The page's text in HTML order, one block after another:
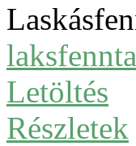
Letöltés
Részletek